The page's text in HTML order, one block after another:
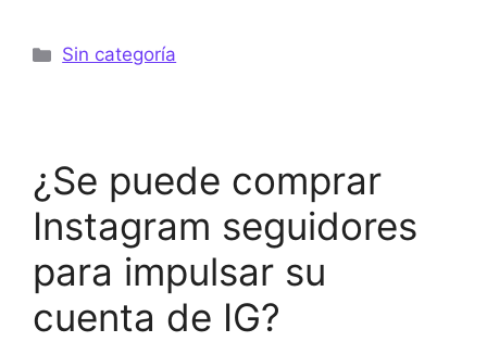
Categorías
Sin categoría
¿Se puede comprar
Instagram seguidores
para impulsar su
cuenta de IG?